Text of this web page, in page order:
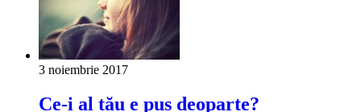
3 noiembrie 2017
Ce-i al tău e pus deoparte?